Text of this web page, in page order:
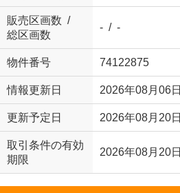
販売区画数 /
総区画数
- / -
物件番号 74122875
情報更新日 2026年08月06日
更新予定日 2026年08月20日
取引条件の有効
期限
2026年08月20日